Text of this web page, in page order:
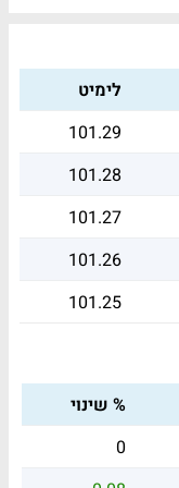
לימיט
101.29
101.28
101.27
101.26
101.25
% שינוי
0